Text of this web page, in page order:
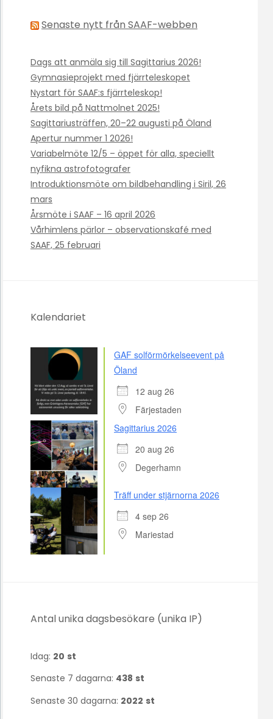
Senaste nytt från SAAF-webben
Dags att anmäla sig till Sagittarius 2026!
Gymnasieprojekt med fjärrteleskopet
Nystart för SAAF:s fjärrteleskop!
Årets bild på Nattmolnet 2025!
Sagittariusträffen, 20–22 augusti på Öland
Apertur nummer 1 2026!
Variabelmöte 12/5 – öppet för alla, speciellt
nyfikna astrofotografer
Introduktionsmöte om bildbehandling i Siril, 26
mars
Årsmöte i SAAF – 16 april 2026
Vårhimlens pärlor – observationskafé med
SAAF, 25 februari
Kalendariet
GAF solförmörkelseevent på
Öland
12 aug 26
Färjestaden
Sagittarius 2026
20 aug 26
Degerhamn
Träff under stjärnorna 2026
4 sep 26
Mariestad
Antal unika dagsbesökare (unika IP)
Idag: 20 st
Senaste 7 dagarna: 438 st
Senaste 30 dagarna: 2022 st